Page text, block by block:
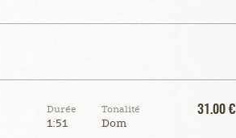
Durée
1:51
Tonalité
Dom
31.00 €